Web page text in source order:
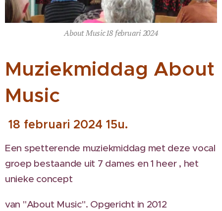
About Music18 februari 2024
Muziekmiddag About
Music
18 februari 2024 15u.
Een spetterende muziekmiddag met deze vocal
groep bestaande uit 7 dames en 1 heer , het
unieke concept
van "About Music". Opgericht in 2012